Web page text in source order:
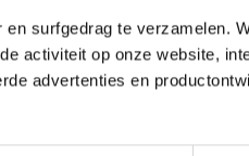
surfgedrag te verzamelen.
activiteit op onze website,
advertenties en
maken
Maak